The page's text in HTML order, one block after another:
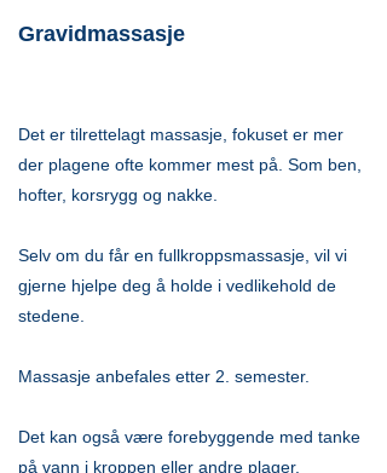
Gravidmassasje
Det er tilrettelagt massasje, fokuset er mer
der plagene ofte kommer mest på. Som ben,
hofter, korsrygg og nakke.
Selv om du får en fullkroppsmassasje, vil vi
gjerne hjelpe deg å holde i vedlikehold de
stedene.
Massasje anbefales etter 2. semester.
Det kan også være forebyggende med tanke
på vann i kroppen eller andre plager.